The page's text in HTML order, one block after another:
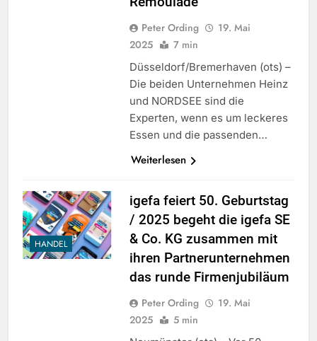
Peter Ording
19. Mai
2025
7 min
Düsseldorf/Bremerhaven (ots) –
Die beiden Unternehmen Heinz
und NORDSEE sind die
Experten, wenn es um leckeres
Essen und die passenden…
Weiterlesen
HANDEL
igefa feiert 50. Geburtstag
/ 2025 begeht die igefa SE
& Co. KG zusammen mit
ihren Partnerunternehmen
das runde Firmenjubiläum
Peter Ording
19. Mai
2025
5 min